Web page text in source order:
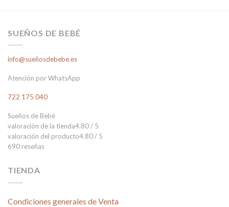
SUEÑOS DE BEBÉ
info@sueñosdebebe.es
Atención por WhatsApp
722 175 040
Sueños de Bebé
valoración de la tienda4.80 / 5
valoración del producto4.80 / 5
690 reseñas
TIENDA
Condiciones generales de Venta